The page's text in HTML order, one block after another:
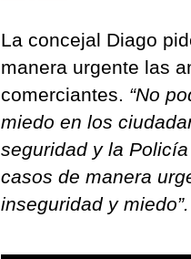
La concejal Diago
manera urgente las
comerciantes. “No
miedo en los
seguridad y la
casos de manera
inseguridad y miedo”.